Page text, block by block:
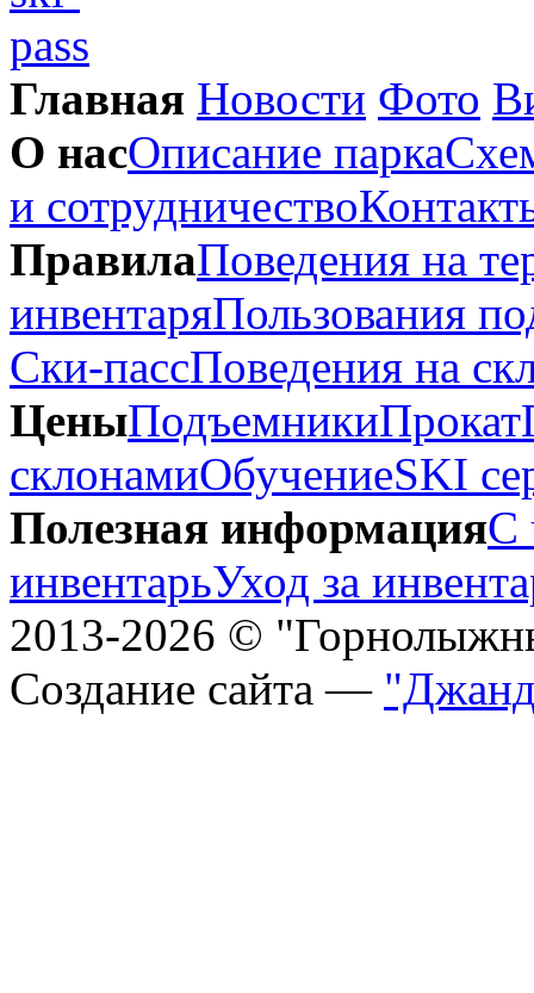
Главная Новости Фото
О насОписание парка
и сотрудничество
ПравилаПоведения на
инвентаряПользования
Ски-пассПоведения на
ЦеныПодъемникиПрокат
склонамиОбучениеSKI
Полезная информацияС
инвентарьУход за
2013-2026 ©
Создание сайта —